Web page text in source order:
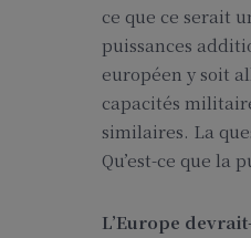
ce que ce serait
puissances
européen y soit
capacités
similaires. La
Qu’est-ce que la
L’Europe